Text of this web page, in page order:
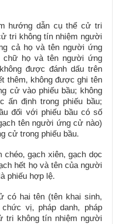
hướng dẫn cụ thể cử tri
tri không tín nhiệm người
cả họ và tên người ứng
chữ họ và tên người ứng
được đánh dấu trên
thêm, không được ghi tên
cử vào phiếu bầu; không
ấn định trong phiếu bầu;
đối với phiếu bầu có số
tên người ứng cử nào)
cử trong phiếu bầu.
chéo, gạch xiên, gạch dọc
hết họ và tên của người
phiếu hợp lệ.
có hai tên (tên khai sinh,
vị, pháp danh, pháp
tri không tín nhiệm người